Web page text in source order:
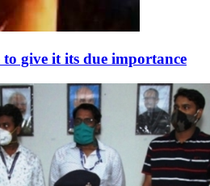
give it its due importance